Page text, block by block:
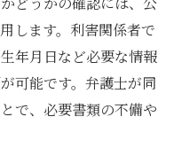
します。利害関係者で
年月日など必要な情報
可能です。弁護士が同
で、必要書類の不備や